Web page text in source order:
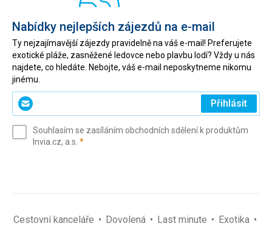
Nabídky nejlepších zájezdů na e-mail
Ty nejzajímavější zájezdy pravidelně na váš e-mail! Preferujete
exotické pláže, zasněžené ledovce nebo plavbu lodí? Vždy u nás
najdete, co hledáte. Nebojte, váš e-mail neposkytneme nikomu
jinému.
Zadejte
svůj
(povinné)
Přihlásit
Souhlasím se zasíláním obchodních sdělení k produktům
Invia.cz, a.s. *(povinné)
Cestovní kanceláře Dovolená Last minute
Exotika